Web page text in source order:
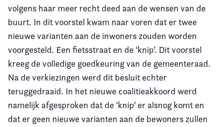
volgens haar meer recht deed aan de wensen van de
buurt. In dit voorstel kwam naar voren dat er twee
nieuwe varianten aan de inwoners zouden worden
voorgesteld. Een fietsstraat en de ‘knip’. Dit voorstel
kreeg de volledige goedkeuring van de gemeenteraad.
Na de verkiezingen werd dit besluit echter
teruggedraaid. In het nieuwe coalitieakkoord werd
namelijk afgesproken dat de ‘knip’ er alsnog komt en
dat er geen nieuwe varianten aan de bewoners zullen